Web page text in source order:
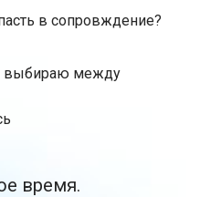
в сопровждение?
выбираю между
время.